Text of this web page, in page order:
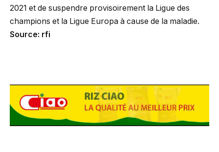
2021 et de suspendre provisoirement la Ligue des
champions et la Ligue Europa à cause de la maladie.
Source: rfi